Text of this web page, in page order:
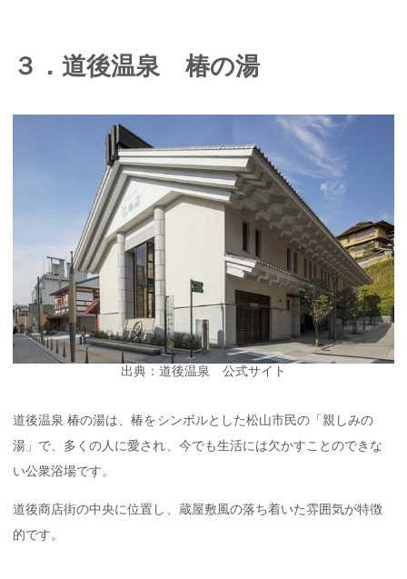
３．道後温泉 椿の湯
出典：道後温泉 公式サイト
道後温泉 椿の湯は、椿をシンボルとした松山市民の「親しみの
湯」で、多くの人に愛され、今でも生活には欠かすことのできな
い公衆浴場です。
道後商店街の中央に位置し、蔵屋敷風の落ち着いた雰囲気が特徴
的です。